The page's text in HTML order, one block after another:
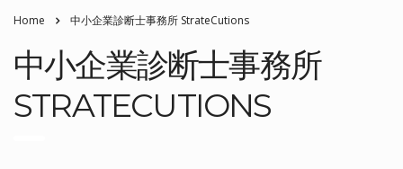
Home 中小企業診断士事務所 StrateCutions
中小企業診断士事務所
STRATECUTIONS